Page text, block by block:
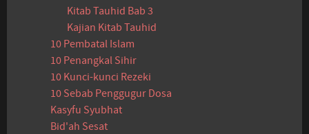
Kitab Tauhid Bab 3
Kajian Kitab Tauhid
10 Pembatal Islam
10 Penangkal Sihir
10 Kunci-kunci Rezeki
10 Sebab Penggugur Dosa
Kasyfu Syubhat
Bid'ah Sesat